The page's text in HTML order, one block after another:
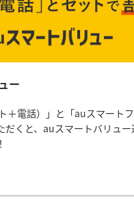
ー
＋電話）」と「auスマート
だくと、auスマートバリュー